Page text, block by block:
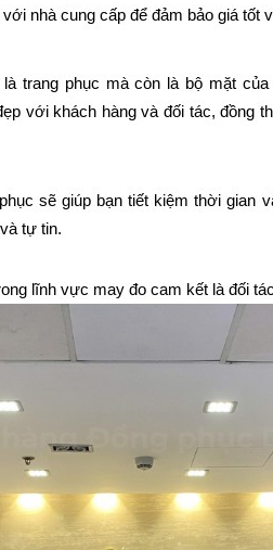
nhà cung cấp để đảm bảo giá tốt
trang phục mà còn là bộ mặt
với khách hàng và đối tác, đồng
sẽ giúp bạn tiết kiệm thời gian
tự tin.
lĩnh vực may đo cam kết là đối